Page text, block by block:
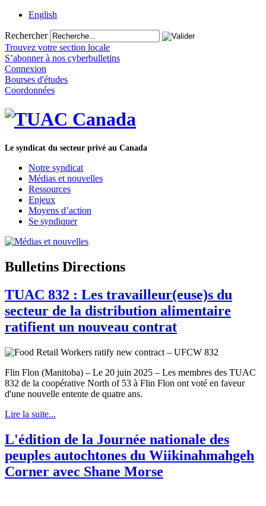
English
Rechercher
Trouvez votre section locale
S’abonner à nos cyberbulletins
Connexion
Bourses d'études
Coordonnées
Le syndicat du secteur privé au Canada
Notre syndicat
Médias et nouvelles
Ressources
Enjeux
Moyens d’action
Se syndiquer
Bulletins Directions
TUAC 832 : Les travailleur(euse)s du
secteur de la distribution alimentaire
ratifient un nouveau contrat
Flin Flon (Manitoba) – Le 20 juin 2025 – Les membres des TUAC
832 de la coopérative North of 53 à Flin Flon ont voté en faveur
d'une nouvelle entente de quatre ans.
Lire la suite...
L'édition de la Journée nationale des
peuples autochtones du Wiikinahmahgeh
Corner avec Shane Morse